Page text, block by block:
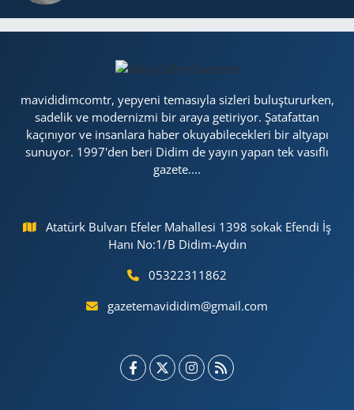
mavididimcomtr, yepyeni temasıyla sizleri buluştururken,
sadelik ve modernizmi bir araya getiriyor. Şatafattan
kaçınıyor ve insanlara haber okuyabilecekleri bir altyapı
sunuyor. 1997'den beri Didim de yayın yapan tek vasıflı
gazete....
Atatürk Bulvarı Efeler Mahallesi 1398 sokak Efendi İş
Hanı No:1/B Didim-Aydın
05322311862
gazetemavididim@gmail.com